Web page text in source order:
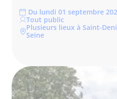
Du lundi 01 septembre
Tout public
Plusieurs lieux à Saint-
Seine